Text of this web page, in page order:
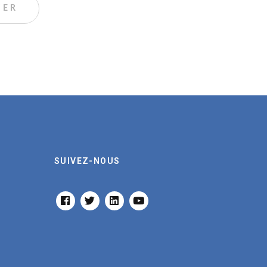
SUIVEZ-NOUS
FACEBOOKTWITTERLINKEDINYOUTUBE